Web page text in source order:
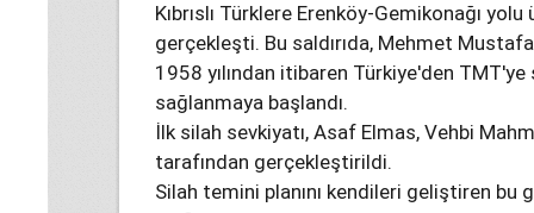
Kıbrıslı Türklere Erenköy-Gemikonağı
gerçekleşti. Bu saldırıda, Mehmet
1958 yılından itibaren Türkiye'den
sağlanmaya başlandı.
İlk silah sevkiyatı, Asaf Elmas, Vehbi
tarafından gerçekleştirildi.
Silah temini planını kendileri geliştiren bu